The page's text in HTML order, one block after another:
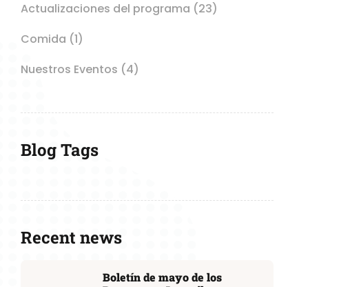
Actualizaciones del programa (23)
Comida (1)
Nuestros Eventos (4)
Blog Tags
Recent news
Boletín de mayo de los